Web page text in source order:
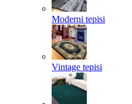
Moderni tepisi
Vintage tepisi